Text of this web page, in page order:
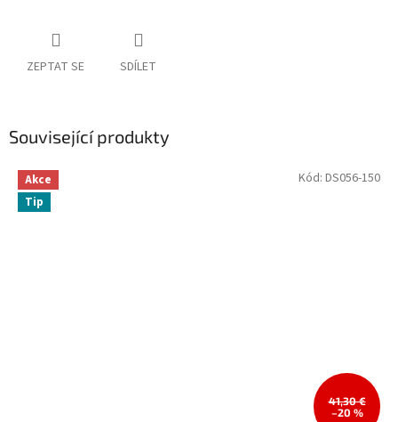
ZEPTAT SE SDÍLET
Související produkty
Akce
Tip
41,30 €
–20 %
Kód: DS056-150